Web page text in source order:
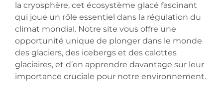
la cryosphère, cet écosystème glacé fascinant
qui joue un rôle essentiel dans la régulation du
climat mondial. Notre site vous offre une
opportunité unique de plonger dans le monde
des glaciers, des icebergs et des calottes
glaciaires, et d’en apprendre davantage sur leur
importance cruciale pour notre environnement.